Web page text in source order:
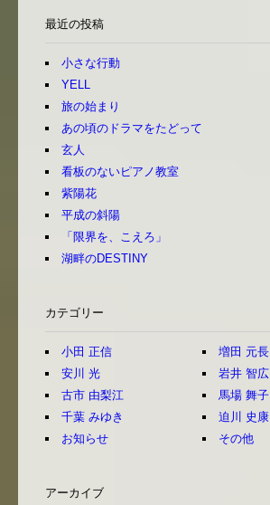
最近の投稿
小さな行動
YELL
旅の始まり
あの頃のドラマをたどって
玄人
看板のないピアノ教室
紫陽花
平成の斜陽
「限界を、こえろ」
湖畔のDESTINY
カテゴリー
小田 正信
増田 元長
安川 光
岩井 智広
古市 由梨江
馬場 舞子
千葉 みゆき
迫川 史康
お知らせ
その他
アーカイブ